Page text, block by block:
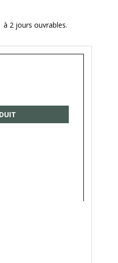
à 2 jours ouvrables.